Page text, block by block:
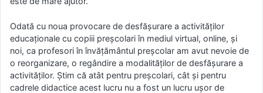
Odată cu noua provocare de desfășurare a activităților
educaționale cu copiii preșcolari în mediul virtual, online, și
noi, ca profesori în învățământul preșcolar am avut nevoie de
o reorganizare, o regândire a modalităților de desfășurare a
activităților. Știm că atât pentru preșcolari, cât și pentru
cadrele didactice acest lucru nu a fost un lucru ușor de